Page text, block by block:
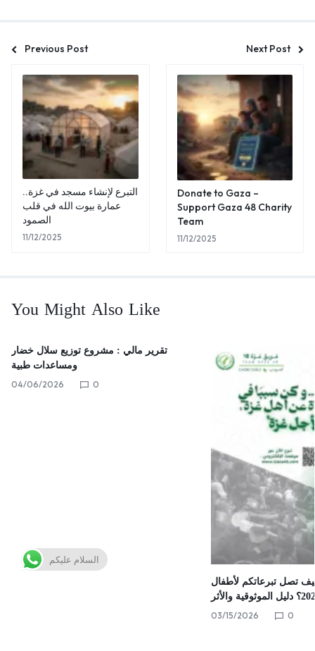
Previous Post Next Post
التبرع لإنشاء مسجد في غزة..
عمارة بيوت الله في قلب
الصمود
11/12/2025
Donate to Gaza –
Support Gaza 48 Charity
Team
11/12/2025
You Might Also Like
تقرير مالي : مشروع توزيع سلال خضار
ومساعدات طبية
04/06/2026
0
تصل تبرعاتكم لأطفال
03/15/2026 0
السلام عليكم